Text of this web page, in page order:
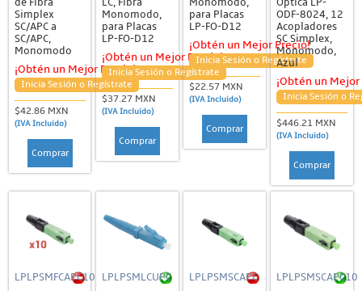
Simplex
SC/APC a
SC/APC,
Monomodo
¡Obtén un Mejor Precio!
Inicia Sesión o Regístrate
$42.86 MXN
(IVA Incluido)
Comprar
Monomodo,
para Placas
LP-FO-D12
¡Obtén un Mejor Precio!
Inicia Sesión o Regístrate
$37.27 MXN
(IVA Incluido)
Comprar
para Placas
LP-FO-D12
¡Obtén un Mejor Precio!
Inicia Sesión o Regístrate
$22.57 MXN
(IVA Incluido)
Comprar
ODF-8024, 12
Acopladores
SC Simplex,
Monomodo,
Azul
¡Obtén un
Inicia Sesión o
$446.21 MXN
(IVA Incluido)
Comprar
LPLPSMFCAPC10
LPLPSMLCUPC
LPLPSMSCAPC
LPLPSMSCAPC10